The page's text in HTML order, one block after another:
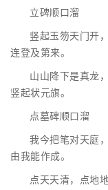
立碑顺口溜
竖起玉笏天门开
连登及第来。
山山降下是真龙
竖起状元旗。
点墓碑顺口溜
我今把笔对天庭
由我能作成。
点天天清，点地